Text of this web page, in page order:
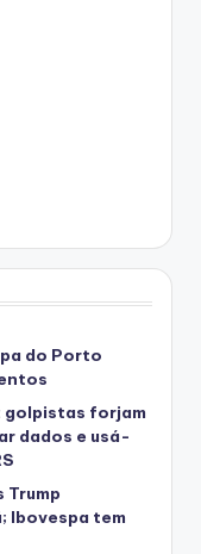
do Porto
golpistas forjam
dados e usá-
Trump
Ibovespa tem